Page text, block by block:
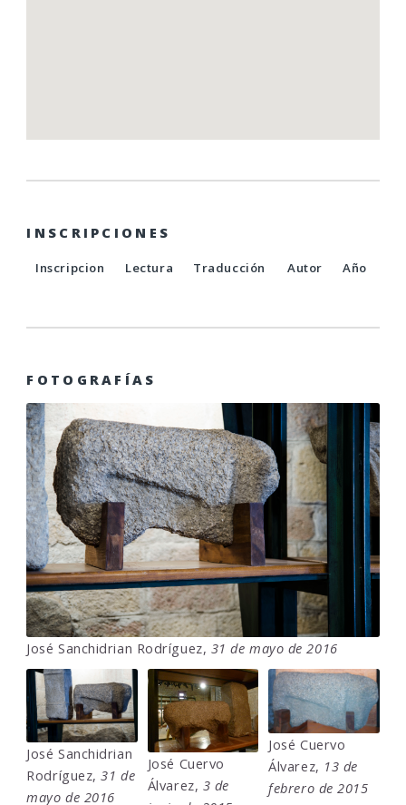
INSCRIPCIONES
Inscripcion Lectura Traducción Autor Año
FOTOGRAFÍAS
José Sanchidrian Rodríguez, 31 de mayo de 2016
José Sanchidrian
Rodríguez,31 de
mayo de 2016
José Cuervo
Álvarez, 3 de
José Cuervo
Álvarez, 13 de
febrero de 2015